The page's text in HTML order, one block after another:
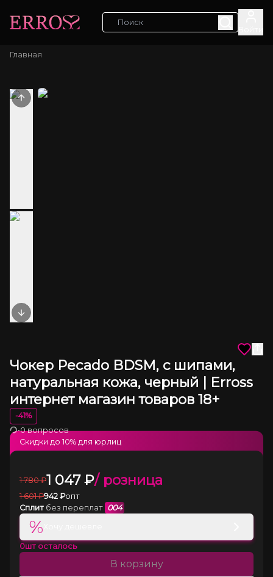
Главная
Previous slide
Next slide
Чокер Pecado BDSM, с шипами,
натуральная кожа, черный | Erross
интернет магазин товаров 18+
-41%
Загрузка
•0 вопросов
1 780 ₽1 047₽/ розница
1 601 ₽942 ₽опт
Сплит без переплат 004
%
0шт осталось
В корзину
Скидки до 10% для юрлиц